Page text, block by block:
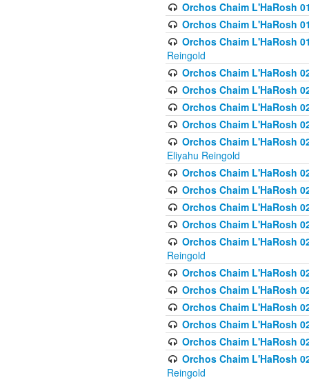
Orchos Chaim L'HaRosh
Orchos Chaim L'HaRosh
Orchos Chaim L'HaRosh
Reingold
Orchos Chaim L'HaRosh
Orchos Chaim L'HaRosh
Orchos Chaim L'HaRosh
Orchos Chaim L'HaRosh
Orchos Chaim L'HaRosh
Eliyahu Reingold
Orchos Chaim L'HaRosh
Orchos Chaim L'HaRosh
Orchos Chaim L'HaRosh
Orchos Chaim L'HaRosh
Orchos Chaim L'HaRosh
Reingold
Orchos Chaim L'HaRosh
Orchos Chaim L'HaRosh
Orchos Chaim L'HaRosh
Orchos Chaim L'HaRosh
Orchos Chaim L'HaRosh
Orchos Chaim L'HaRosh
Reingold